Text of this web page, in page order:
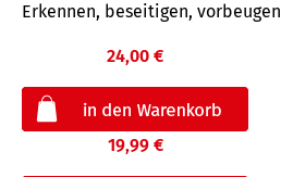
Erkennen, beseitigen, vorbeugen
24,00 €
19,99 €